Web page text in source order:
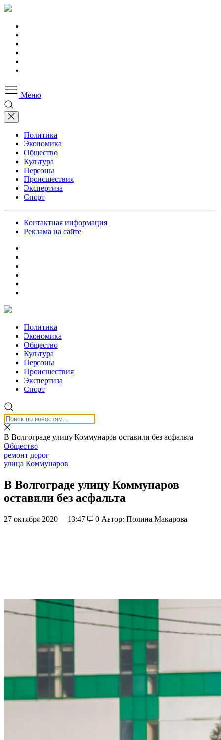
Меню
Политика
Экономика
Общество
Культура
Персоны
Происшествия
Экспертиза
Спорт
Контактная информация
Реклама на сайте
Политика
Экономика
Общество
Культура
Персоны
Происшествия
Экспертиза
Спорт
В Волгограде улицу Коммунаров оставили без асфальта
Общество
ремонт дорог
улица Коммунаров
В Волгограде улицу Коммунаров
оставили без асфальта
27 октября 2020 13:47 0 Автор: Полина Макарова